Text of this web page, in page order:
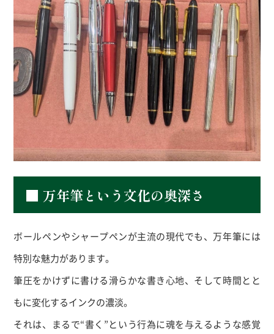
■ 万年筆という文化の奥深さ
ボールペンやシャープペンが主流の現代でも、万年筆には
特別な魅力があります。
筆圧をかけずに書ける滑らかな書き心地、そして時間とと
もに変化するインクの濃淡。
それは、まるで“書く”という行為に魂を与えるような感覚